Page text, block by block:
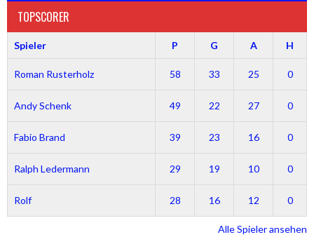
TOPSCORER
Spieler P G A H
Roman Rusterholz 58 33 25 0
Andy Schenk 49 22 27 0
Fabio Brand 39 23 16 0
Ralph Ledermann 29 19 10 0
Rolf 28 16 12 0
Alle Spieler ansehen